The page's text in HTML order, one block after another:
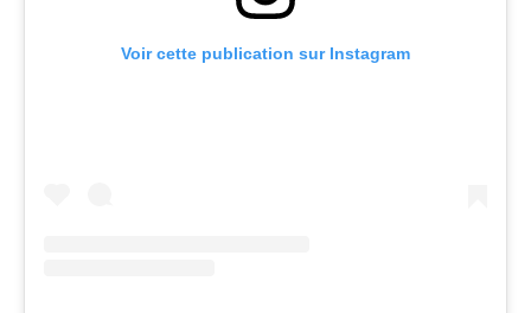
Voir cette publication sur Instagram